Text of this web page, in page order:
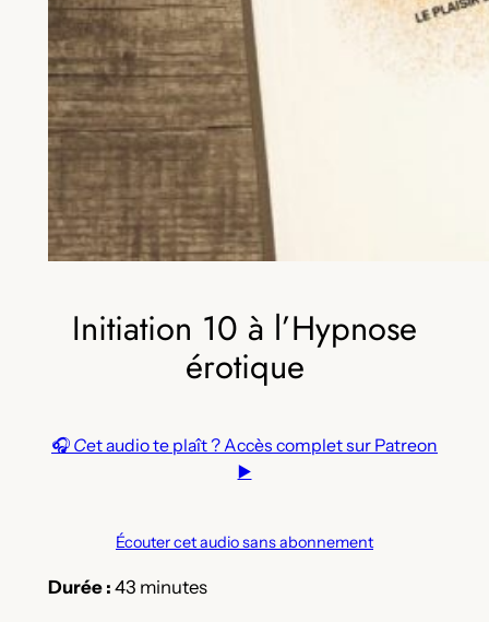
Initiation 10 à l’Hypnose
érotique
🎧 Cet audio te plaît ? Accès complet sur Patreon
▶️
Écouter cet audio sans abonnement
Durée : 43 minutes